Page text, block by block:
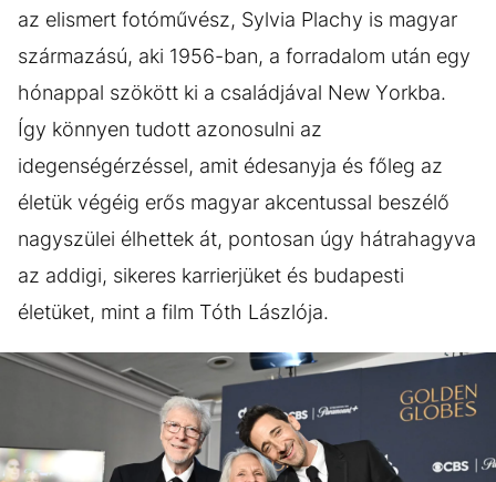
az elismert fotóművész, Sylvia Plachy is magyar
származású, aki 1956-ban, a forradalom után egy
hónappal szökött ki a családjával New Yorkba.
Így könnyen tudott azonosulni az
idegenségérzéssel, amit édesanyja és főleg az
életük végéig erős magyar akcentussal beszélő
nagyszülei élhettek át, pontosan úgy hátrahagyva
az addigi, sikeres karrierjüket és budapesti
életüket, mint a film Tóth Lászlója.